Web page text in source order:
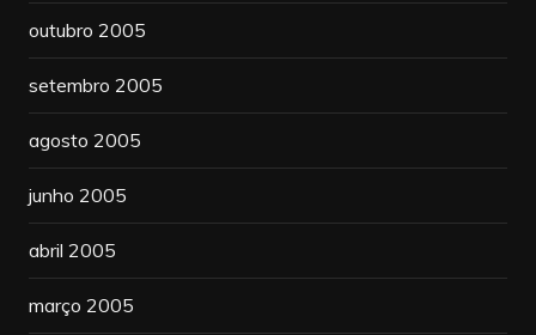
outubro 2005
setembro 2005
agosto 2005
junho 2005
abril 2005
março 2005